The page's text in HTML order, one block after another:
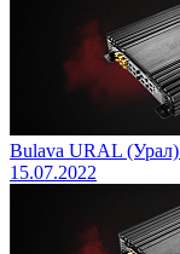
Bulava URAL
15.07.2022